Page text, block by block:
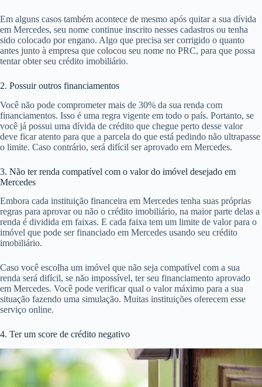
Em alguns casos também acontece de mesmo após quitar a sua dívida
em Mercedes, seu nome continue inscrito nesses cadastros ou tenha
sido colocado por engano. Algo que precisa ser corrigido o quanto
antes junto à empresa que colocou seu nome no PRC, para que possa
tentar obter seu crédito imobiliário.
2. Possuir outros financiamentos
Você não pode comprometer mais de 30% da sua renda com
financiamentos. Isso é uma regra vigente em todo o país. Portanto, se
você já possui uma dívida de crédito que chegue perto desse valor
deve ficar atento para que a parcela do que está pedindo não ultrapasse
o limite. Caso contrário, será difícil ser aprovado em Mercedes.
3. Não ter renda compatível com o valor do imóvel desejado em
Mercedes
Embora cada instituição financeira em Mercedes tenha suas próprias
regras para aprovar ou não o crédito imobiliário, na maior parte delas a
renda é dividida em faixas. E cada faixa tem um limite de valor para o
imóvel que pode ser financiado em Mercedes usando seu crédito
imobiliário.
Caso você escolha um imóvel que não seja compatível com a sua
renda será difícil, se não impossível, ter seu financiamento aprovado
em Mercedes. Você pode verificar qual o valor máximo para a sua
situação fazendo uma simulação. Muitas instituições oferecem esse
serviço online.
4. Ter um score de crédito negativo